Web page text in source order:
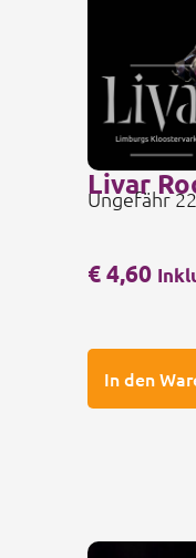
€4,60
In den
Livar
Ungefähr